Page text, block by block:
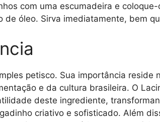
com uma escumadeira e
de óleo. Sirva imediatamente, bem
petisco. Sua importância reside
e da cultura brasileira. O
deste ingrediente,
criativo e sofisticado. Além